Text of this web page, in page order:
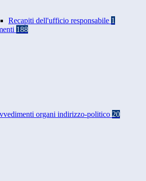
Recapiti dell'ufficio responsabile 1
188
organi indirizzo-politico 20